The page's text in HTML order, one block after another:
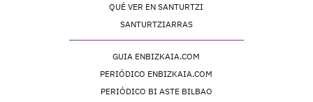
QUÉ VER EN SANTURTZI
SANTURTZIARRAS
GUIA ENBIZKAIA.COM
PERIÓDICO ENBIZKAIA.COM
PERIÓDICO BI ASTE BILBAO